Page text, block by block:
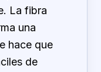
La fibra
una
hace que
de